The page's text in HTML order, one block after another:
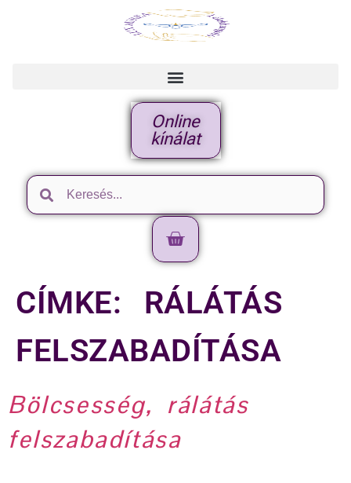
Online
kínálat
CÍMKE: RÁLÁTÁS
FELSZABADÍTÁSA
Bölcsesség, rálátás
felszabadítása